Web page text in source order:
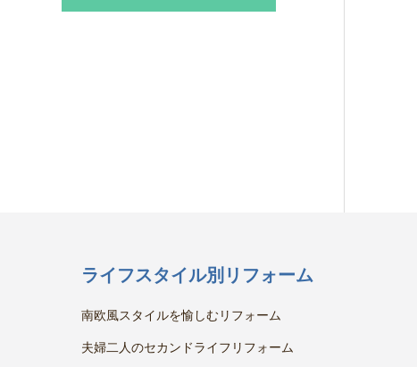
ライフスタイル別リフォーム
南欧風スタイルを愉しむリフォーム
夫婦二人のセカンドライフリフォーム